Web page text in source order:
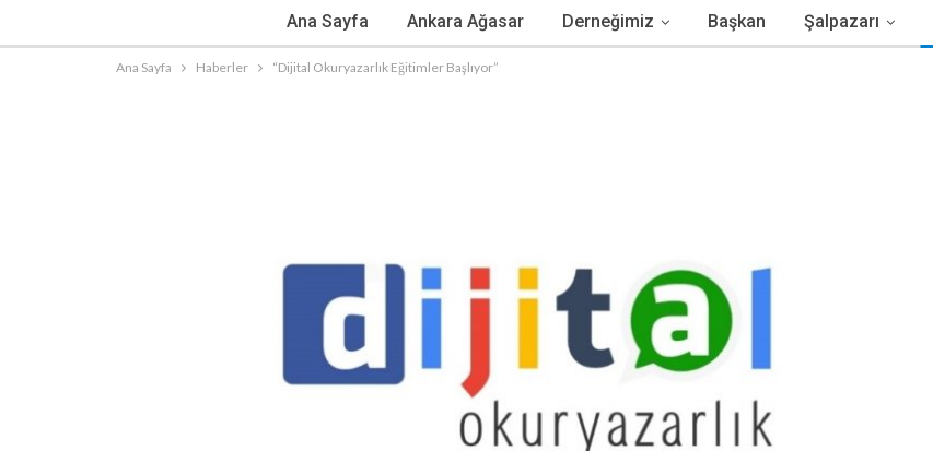
Ana Sayfa Ankara Ağasar Derneğimiz Başkan Şalpazarı
Ana Sayfa Haberler “Dijital Okuryazarlık Eğitimler Başlıyor”